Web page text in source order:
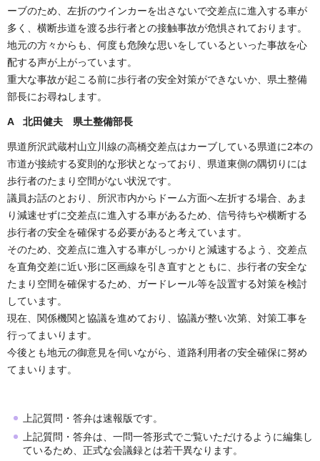
ーブのため、左折のウインカーを出さないで交差点に進入する車が
多く、横断歩道を渡る歩行者との接触事故が危惧されております。
地元の方々からも、何度も危険な思いをしているといった事故を心
配する声が上がっています。
重大な事故が起こる前に歩行者の安全対策ができないか、県土整備
部長にお尋ねします。
A 北田健夫 県土整備部長
県道所沢武蔵村山立川線の高橋交差点はカーブしている県道に2本の
市道が接続する変則的な形状となっており、県道東側の隅切りには
歩行者のたまり空間がない状況です。
議員お話のとおり、所沢市内からドーム方面へ左折する場合、あま
り減速せずに交差点に進入する車があるため、信号待ちや横断する
歩行者の安全を確保する必要があると考えています。
そのため、交差点に進入する車がしっかりと減速するよう、交差点
を直角交差に近い形に区画線を引き直すとともに、歩行者の安全な
たまり空間を確保するため、ガードレール等を設置する対策を検討
しています。
現在、関係機関と協議を進めており、協議が整い次第、対策工事を
行ってまいります。
今後とも地元の御意見を伺いながら、道路利用者の安全確保に努め
てまいります。
上記質問・答弁は速報版です。
上記質問・答弁は、一問一答形式でご覧いただけるように編集し
ているため、正式な会議録とは若干異なります。